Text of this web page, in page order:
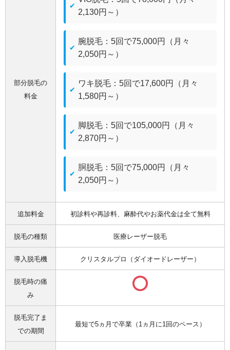
部分脱毛の
料金
2,130円～）
腕脱毛：5回で75,000円（月々
2,050円～）
ワキ脱毛：5回で17,600円（月々
1,580円～）
脚脱毛：5回で105,000円（月々
2,870円～）
胴脱毛：5回で75,000円（月々
2,050円～）
追加料金 初診料や再診料、麻酔代やお薬代金は全て無料
脱毛の種類 医療レーザー脱毛
導入脱毛機 クリスタルプロ（ダイオードレーザー）
脱毛時の痛
み
脱毛完了ま
での期間
最短で5ヵ月で卒業（1ヵ月に1回のペース）